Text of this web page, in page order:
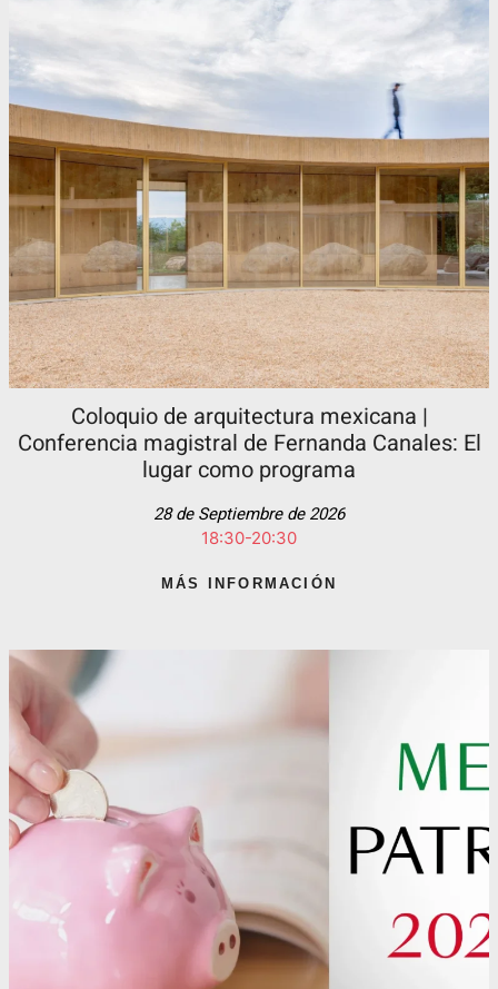
Coloquio de arquitectura mexicana |
Conferencia magistral de Fernanda Canales: El
lugar como programa
28 de Septiembre de 2026
18:30-20:30
MÁS INFORMACIÓN